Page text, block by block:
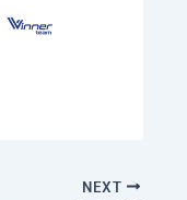
NEXT